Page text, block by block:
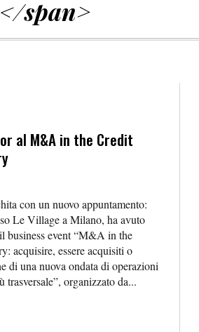
span>
al M&A in the Credit
con un nuovo appuntamento:
Le Village a Milano, ha avuto
business event “M&A in the
acquisire, essere acquisiti o
di una nuova ondata di operazioni
trasversale”, organizzato da...